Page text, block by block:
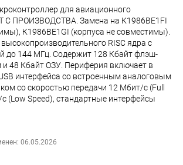
для авиационного
С ПРОИЗВОДСТВА. Замена на К1986ВЕ1FI
К1986ВЕ1GI (корпуса не совместимы).
RISC ядра с
до 144 МГц. Содержит 128 Кбайт флэш-
48 Кбайт ОЗУ. Периферия включает в
интерфейса со встроенным аналоговым
со скоростью передачи 12 Мбит/с (Full
(Low Speed), стандартные интерфейсы
06.05.2026